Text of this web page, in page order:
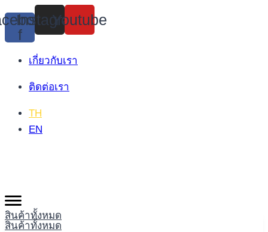
Skip
to
content
f
Instagram
Youtube
เกี่ยวกับเรา
ติดต่อเรา
TH
EN
สินค้าทั้งหมด
สินค้าทั้งหมด